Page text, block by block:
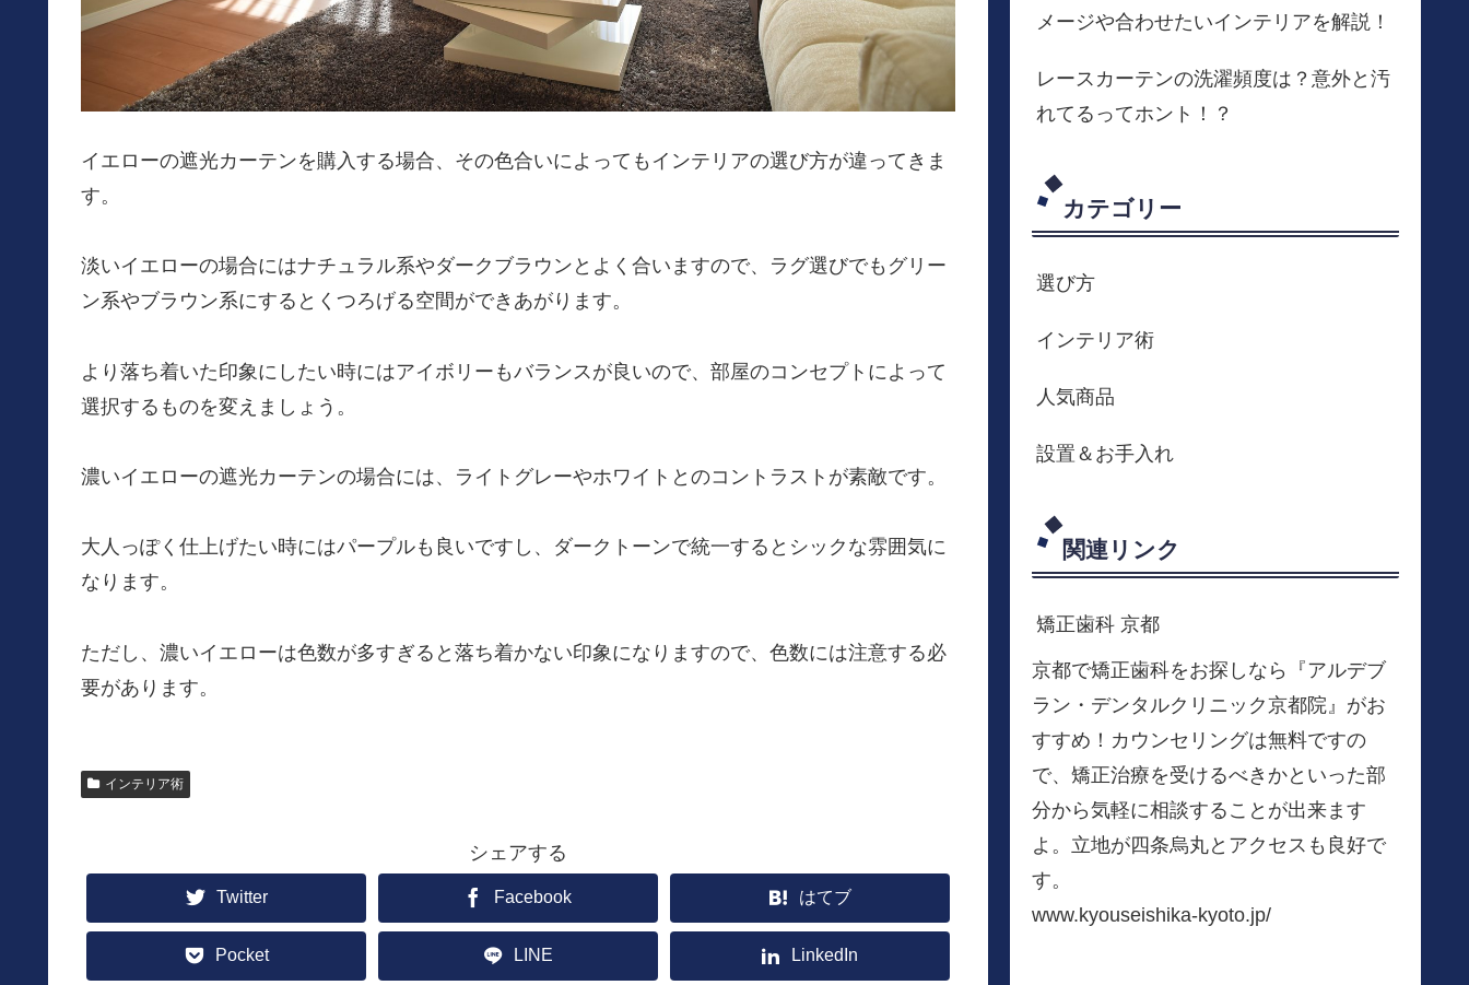
イエローの遮光カーテンを購入する場合、その色合いによってもインテリアの選び方が違ってきま
す。
淡いイエローの場合にはナチュラル系やダークブラウンとよく合いますので、ラグ選びでもグリー
ン系やブラウン系にするとくつろげる空間ができあがります。
より落ち着いた印象にしたい時にはアイボリーもバランスが良いので、部屋のコンセプトによって
選択するものを変えましょう。
濃いイエローの遮光カーテンの場合には、ライトグレーやホワイトとのコントラストが素敵です。
大人っぽく仕上げたい時にはパープルも良いですし、ダークトーンで統一するとシックな雰囲気に
なります。
ただし、濃いイエローは色数が多すぎると落ち着かない印象になりますので、色数には注意する必
要があります。
インテリア術
シェアする
Twitter Facebook はてブ
Pocket LINE LinkedIn
メージや合わせたいインテリアを解説！
レースカーテンの洗濯頻度は？意外と汚
れてるってホント！？
カテゴリー
選び方
インテリア術
人気商品
設置＆お手入れ
関連リンク
矯正歯科 京都
京都で矯正歯科をお探しなら『アルデブ
ラン・デンタルクリニック京都院』がお
すすめ！カウンセリングは無料ですの
で、矯正治療を受けるべきかといった部
分から気軽に相談することが出来ます
よ。立地が四条烏丸とアクセスも良好で
す。
www.kyouseishika-kyoto.jp/